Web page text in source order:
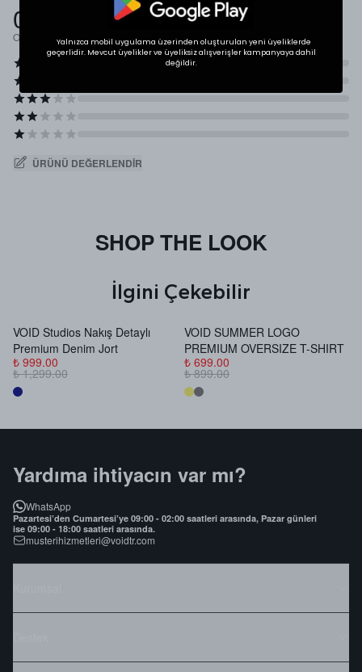
0.0
Ortalama Puan
ÜRÜNÜ DEĞERLENDIR
SHOP THE LOOK
İlgini Çekebilir
VOID Studios Nakış Detaylı
Premium Denim Jort
₺ 999.00
₺ 1,299.00
VOID SUMMER LOGO
PREMIUM OVERSIZE T-SHIRT
₺ 699.00
₺ 899.00
Yardıma ihtiyacın var mı?
WhatsApp
Pazartesi’den Cumartesi’ye 09:00 - 02:00 saatleri arasında, Pazar günleri
ise 09:00 - 18:00 saatleri arasında.
musterihizmetleri@voidtr.com
Yalnızca mobil uygulama üzerinden oluşturulan yeni üyeliklerde
geçerlidir. Mevcut üyelikler ve üyeliksiz alışverişler kampanyaya dahil
değildir.